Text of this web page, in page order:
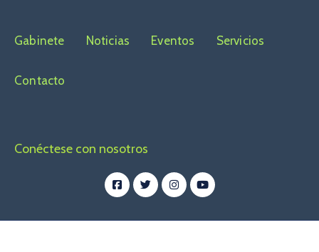
Gabinete Noticias Eventos Servicios
Contacto
Conéctese con nosotros